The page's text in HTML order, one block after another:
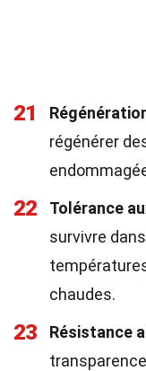
21
régénérer
22 Tolérance
survivre
chaudes.
23 Résistance